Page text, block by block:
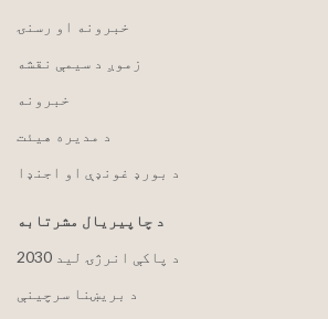
خبرونه او رسنۍ
زموږ د سیمې نقشه
خبرونه
د مدیره هیئت
د بورډ غونډې او اجنډا
د چاپیریال مشرتابه
2030 د پاکې انرژۍ لید
د بریښنا سرچینې